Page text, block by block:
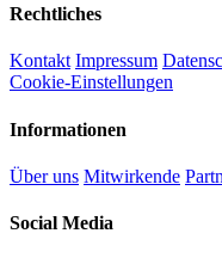
Rechtliches
Kontakt Impressum
Cookie-Einstellungen
Informationen
Über uns Mitwirkende
Social Media